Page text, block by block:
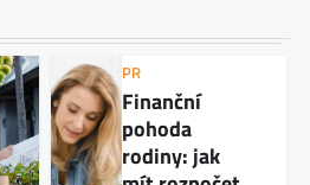
PR
Finanční
pohoda
rodiny: jak